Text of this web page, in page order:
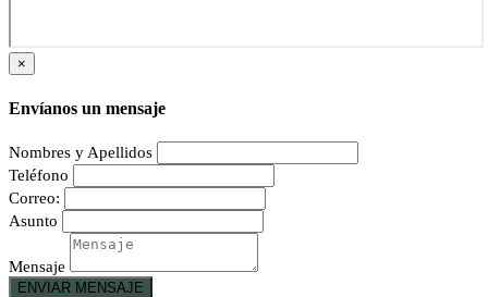
×
Envíanos un mensaje
Nombres y Apellidos
Teléfono
Correo:
Asunto
Mensaje
ENVIAR MENSAJE